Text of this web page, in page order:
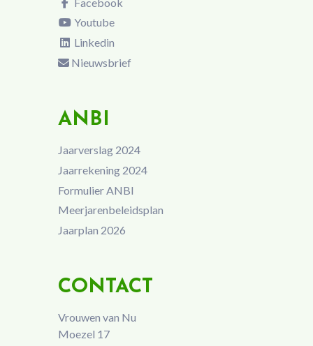
Youtube
Linkedin
Nieuwsbrief
ANBI
Jaarverslag 2024
Jaarrekening 2024
Formulier ANBI
Meerjarenbeleidsplan
Jaarplan 2026
CONTACT
Vrouwen van Nu
Moezel 17